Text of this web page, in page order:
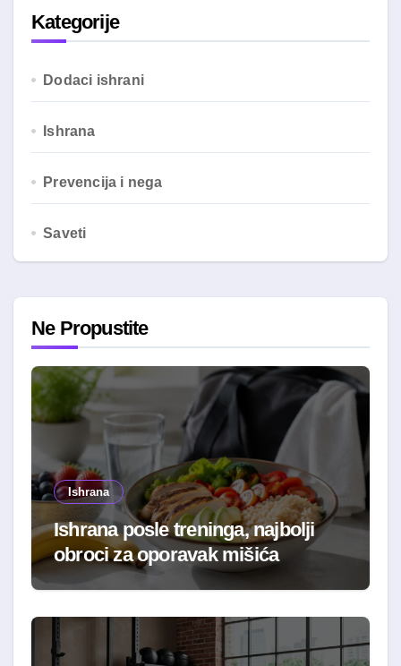
Kategorije
Dodaci ishrani
Ishrana
Prevencija i nega
Saveti
Ne Propustite
Ishrana
Ishrana posle treninga, najbolji
obroci za oporavak mišića